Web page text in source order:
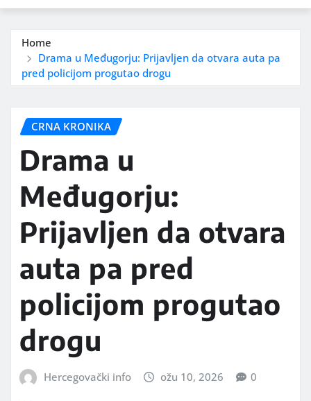
Home
Drama u Međugorju: Prijavljen da otvara auta pa
pred policijom progutao drogu
CRNA KRONIKA
Drama u
Međugorju:
Prijavljen da otvara
auta pa pred
policijom progutao
drogu
Hercegovački info ožu 10, 2026 0